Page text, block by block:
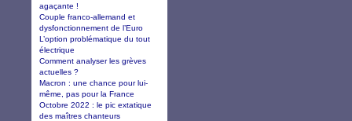
agaçante !
Couple franco-allemand et
dysfonctionnement de l’Euro
L’option problématique du tout
électrique
Comment analyser les grèves
actuelles ?
Macron : une chance pour lui-
même, pas pour la France
Octobre 2022 : le pic extatique
des maîtres chanteurs